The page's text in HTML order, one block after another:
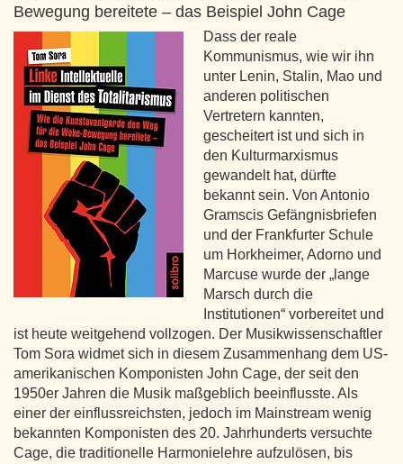
Bewegung bereitete ‒ das Beispiel John Cage
Dass der reale
Kommunismus, wie wir ihn
unter Lenin, Stalin, Mao und
anderen politischen
Vertretern kannten,
gescheitert ist und sich in
den Kulturmarxismus
gewandelt hat, dürfte
bekannt sein. Von Antonio
Gramscis Gefängnisbriefen
und der Frankfurter Schule
um Horkheimer, Adorno und
Marcuse wurde der „lange
Marsch durch die
Institutionen“ vorbereitet und
ist heute weitgehend vollzogen. Der Musikwissenschaftler
Tom Sora widmet sich in diesem Zusammenhang dem US-
amerikanischen Komponisten John Cage, der seit den
1950er Jahren die Musik maßgeblich beeinflusste. Als
einer der einflussreichsten, jedoch im Mainstream wenig
bekannten Komponisten des 20. Jahrhunderts versuchte
Cage, die traditionelle Harmonielehre aufzulösen, bis